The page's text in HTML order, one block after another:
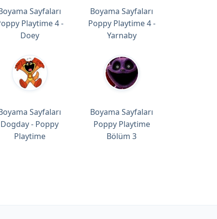
Sayfaları
Playtime 4 -
Doey
Boyama Sayfaları
Poppy Playtime 4 -
Yarnaby
Sayfaları
Dogday - Poppy
Playtime
Boyama Sayfaları
Poppy Playtime
Bölüm 3